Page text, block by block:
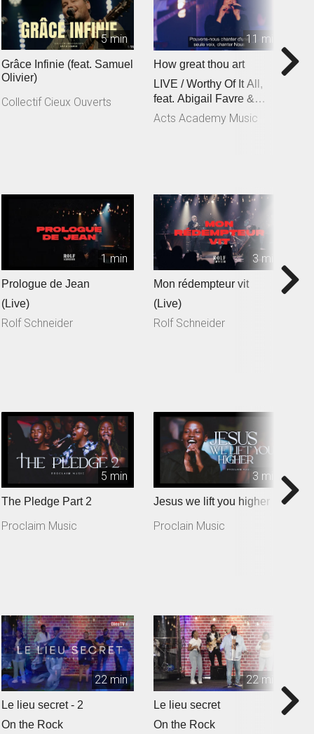
5 min
Grâce Infinie (feat. Samuel
Olivier)
Collectif Cieux Ouverts
11 min
How great thou art
LIVE / Worthy Of It All,
feat. Abigail Favre &
Esben Engholm
Acts Academy Music
1 min
Prologue de Jean
(Live)
Rolf Schneider
3 min
Mon rédempteur vit
(Live)
Rolf Schneider
5 min
The Pledge Part 2
Proclaim Music
3 min
Jesus we lift you higher
Proclain Music
22 min
Le lieu secret - 2
On the Rock
22 min
Le lieu secret
On the Rock